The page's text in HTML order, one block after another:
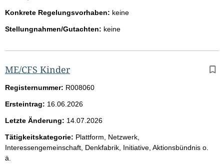
Konkrete Regelungsvorhaben: keine
Stellungnahmen/Gutachten: keine
ME/CFS Kinder
Registernummer: R008060
Ersteintrag: 16.06.2026
Letzte Änderung: 14.07.2026
Tätigkeitskategorie: Plattform, Netzwerk,
Interessengemeinschaft, Denkfabrik, Initiative, Aktionsbündnis o.
ä.